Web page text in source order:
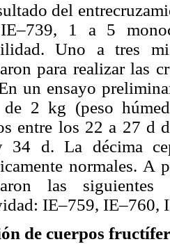
del
1 a 5
Uno a tres
para realizar las
un ensayo
de 2 kg (peso
entre los 22 a 27 d
d. La décima
normales. A
las
IE–759, IE–760,
de cuerpos